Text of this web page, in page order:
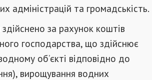
адміністрацій та громадськість.
за рахунок коштів
господарства, що здійснює
об’єкті відповідно до
вирощування водних